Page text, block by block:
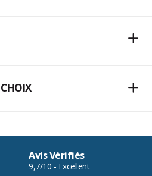
Avis Vérifiés
9,7/10 - Excellent